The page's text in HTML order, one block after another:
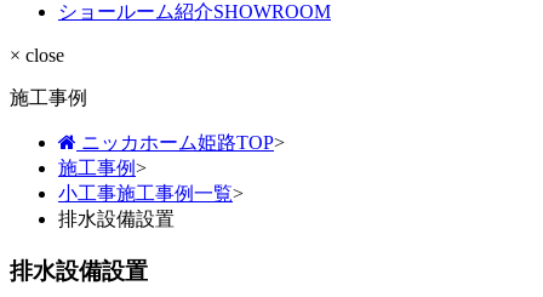
ショールーム紹介SHOWROOM
× close
施工事例
ニッカホーム姫路TOP>
施工事例>
小工事施工事例一覧>
排水設備設置
排水設備設置